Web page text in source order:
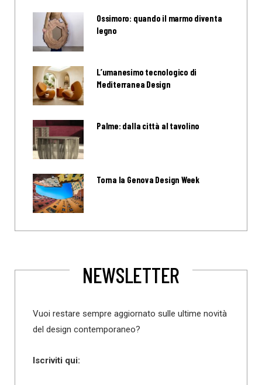
Ossimoro: quando il marmo diventa
legno
L’umanesimo tecnologico di
Mediterranea Design
Palme: dalla città al tavolino
Torna la Genova Design Week
NEWSLETTER
Vuoi restare sempre aggiornato sulle ultime novità
del design contemporaneo?
Iscriviti qui: